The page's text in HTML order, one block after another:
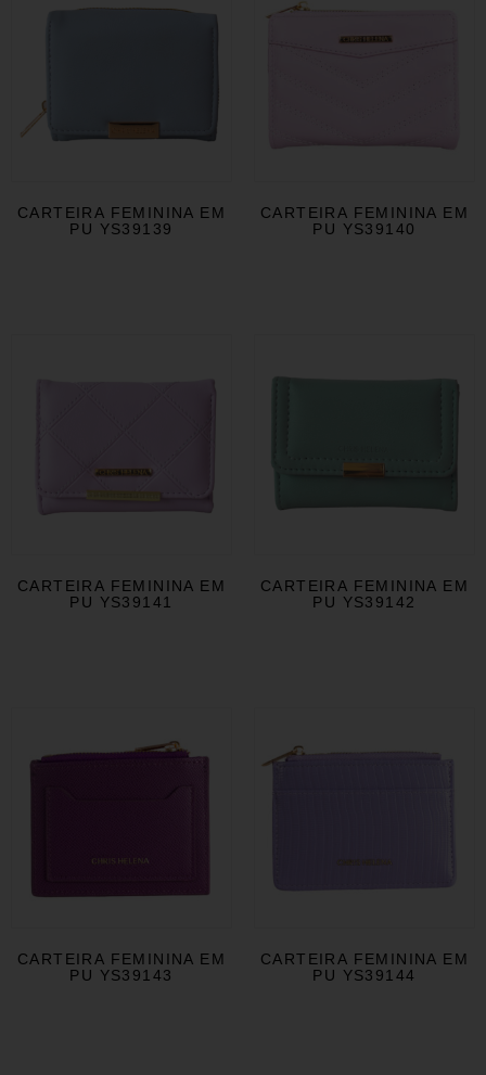
CARTEIRA FEMININA EM
PU YS39139
CARTEIRA FEMININA EM
PU YS39140
CARTEIRA FEMININA EM
PU YS39141
CARTEIRA FEMININA EM
PU YS39142
CARTEIRA FEMININA EM
PU YS39143
CARTEIRA FEMININA EM
PU YS39144